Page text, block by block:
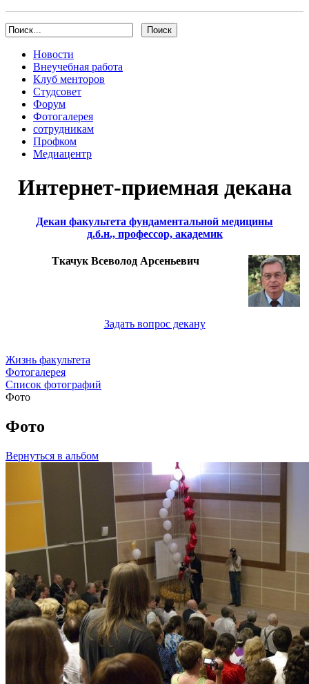
Новости
Внеучебная работа
Клуб менторов
Студсовет
Форум
Фотогалерея
сотрудникам
Профком
Медиацентр
Интернет-приемная декана
Декан факультета фундаментальной медицины
д.б.н., профессор, академик
Ткачук Всеволод Арсеньевич
Задать вопрос декану
Жизнь факультета
Фотогалерея
Список фотографий
Фото
Фото
Вернуться в альбом